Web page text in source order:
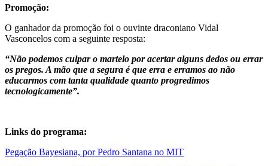
Promoção:
O ganhador da promoção foi o ouvinte draconiano Vidal
Vasconcelos com a seguinte resposta:
“Não podemos culpar o martelo por acertar alguns dedos ou errar
os pregos. A mão que a segura é que erra e erramos ao não
educarmos com tanta qualidade quanto progredimos
tecnologicamente”.
Links do programa:
Pegação Bayesiana, por Pedro Santana no MIT